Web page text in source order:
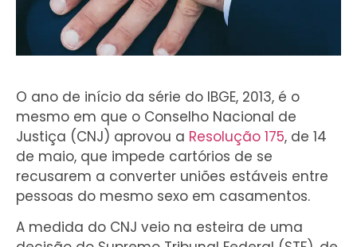
O ano de início da série do IBGE, 2013, é o
mesmo em que o Conselho Nacional de
Justiça (CNJ) aprovou a Resolução 175, de 14
de maio, que impede cartórios de se
recusarem a converter uniões estáveis entre
pessoas do mesmo sexo em casamentos.
A medida do CNJ veio na esteira de uma